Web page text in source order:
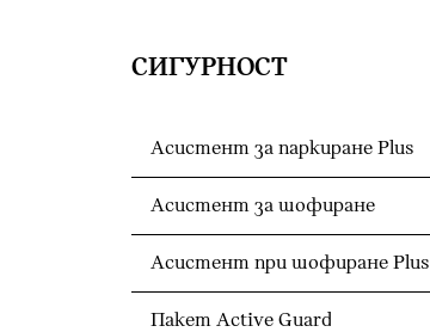
СИГУРНОСТ
Асистент за паркиране Plus
Асистент за шофиране
Асистент при шофиране Plus
Пакет Active Guard